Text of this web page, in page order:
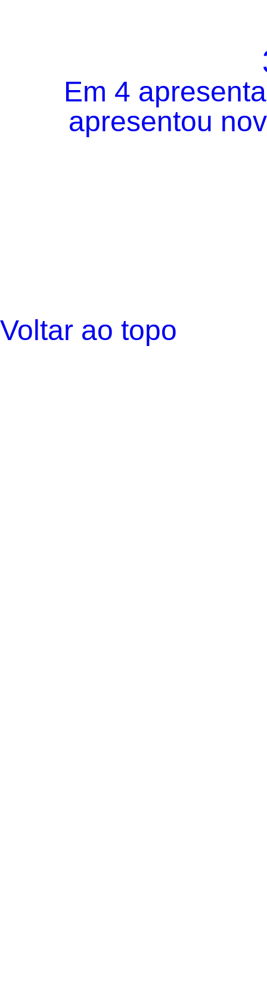
Em 4
apresentou
Voltar ao topo